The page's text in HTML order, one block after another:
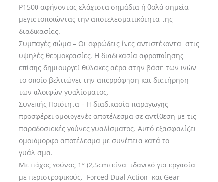
P1500 αφήνοντας ελάχιστα σημάδια ή θολά σημεία
μεγιστοποιώντας την αποτελεσματικότητα της
διαδικασίας.
Συμπαγές σώμα – Οι αφρώδεις ίνες αντιστέκονται στις
υψηλές θερμοκρασίες. Η διαδικασία αφροποίησης
επίσης δημιουργεί θύλακες αέρα στην βάση των ινών
το οποίο βελτιώνει την απορρόφηση και διατήρηση
των αλοιφών γυαλίσματος.
Συνεπής Ποιότητα – Η διαδικασία παραγωγής
προσφέρει ομοιογενές αποτέλεσμα σε αντίθεση με τις
παραδοσιακές γούνες γυαλίσματος. Αυτό εξασφαλίζει
ομοιόμορφο αποτέλεσμα με συνέπεια κατά το
γυάλισμα.
Με πάχος γούνας 1″ (2,5cm) είναι ιδανικό για εργασία
με περιστροφικούς, Forced Dual Action και Gear